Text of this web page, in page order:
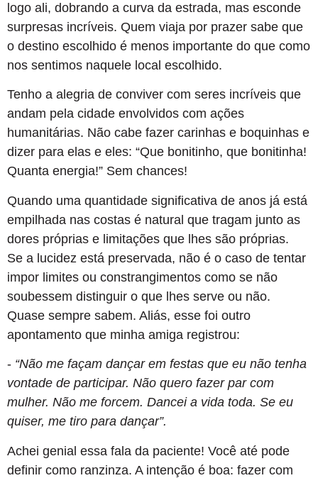
logo ali, dobrando a curva da estrada, mas esconde
surpresas incríveis. Quem viaja por prazer sabe que
o destino escolhido é menos importante do que como
nos sentimos naquele local escolhido.
Tenho a alegria de conviver com seres incríveis que
andam pela cidade envolvidos com ações
humanitárias. Não cabe fazer carinhas e boquinhas e
dizer para elas e eles: “Que bonitinho, que bonitinha!
Quanta energia!” Sem chances!
Quando uma quantidade significativa de anos já está
empilhada nas costas é natural que tragam junto as
dores próprias e limitações que lhes são próprias.
Se a lucidez está preservada, não é o caso de tentar
impor limites ou constrangimentos como se não
soubessem distinguir o que lhes serve ou não.
Quase sempre sabem. Aliás, esse foi outro
apontamento que minha amiga registrou:
- “Não me façam dançar em festas que eu não tenha
vontade de participar. Não quero fazer par com
mulher. Não me forcem. Dancei a vida toda. Se eu
quiser, me tiro para dançar”.
Achei genial essa fala da paciente! Você até pode
definir como ranzinza. A intenção é boa: fazer com